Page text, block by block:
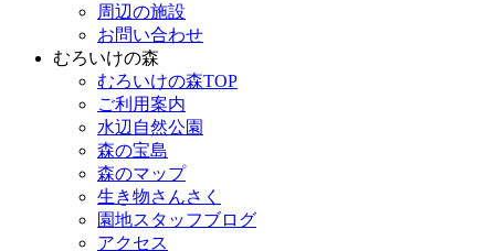
周辺の施設
お問い合わせ
むろいけの森
むろいけの森TOP
ご利用案内
水辺自然公園
森の宝島
森のマップ
生き物さんさく
園地スタッフブログ
アクセス